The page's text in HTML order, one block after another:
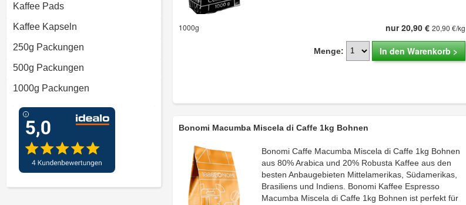
Kaffee Pads
Kaffee Kapseln
250g Packungen
500g Packungen
1000g Packungen
1000g nur 20,90 €20,90 €/kg
Menge: In den Warenkorb >
Bonomi Macumba Miscela di Caffe 1kg Bohnen
Bonomi Caffe Macumba Miscela di Caffe 1kg Bohnen
aus 80% Arabica und 20% Robusta Kaffee aus den
besten Anbaugebieten Mittelamerikas, Südamerikas,
Brasiliens und Indiens. Bonomi Kaffee Espresso
Macumba Miscela di Caffe 1kg Bohnen ist perfekt für